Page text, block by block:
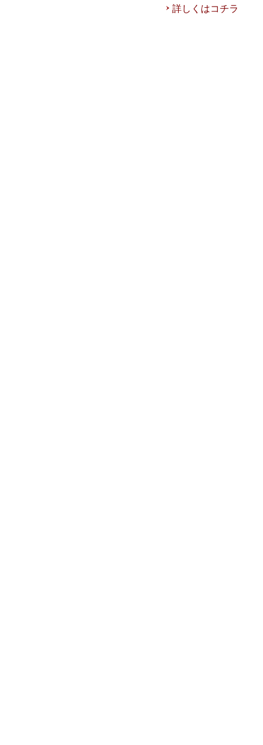
詳しくはコチラ